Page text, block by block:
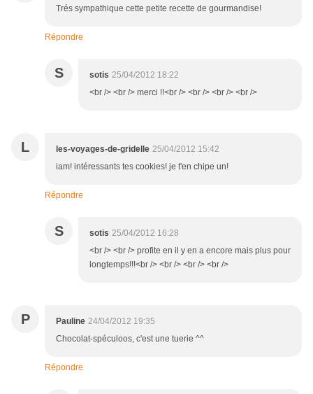
Trés sympathique cette petite recette de gourmandise!
Répondre
S sotis 25/04/2012 18:22
<br /> <br /> merci !!<br /> <br /> <br /> <br />
L les-voyages-de-gridelle 25/04/2012 15:42
iam! intéressants tes cookies! je t'en chipe un!
Répondre
S sotis 25/04/2012 16:28
<br /> <br /> profite en il y en a encore mais plus pour
longtemps!!!<br /> <br /> <br /> <br />
P Pauline 24/04/2012 19:35
Chocolat-spéculoos, c'est une tuerie ^^
Répondre